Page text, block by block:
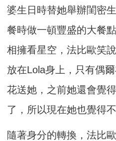
婆生日時替她舉辦閨密
餐時做一頓豐盛的大餐
相擁看星空，法比歐笑
放在Lola身上，只有偶
花送她，之前她還會覺
了，所以現在她也覺得
隨著身分的轉換，法比